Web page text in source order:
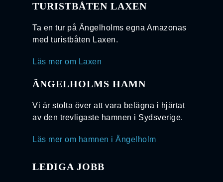
TURISTBÅTEN LAXEN
Ta en tur på Ängelholms egna Amazonas
med turistbåten Laxen.
Läs mer om Laxen
ÄNGELHOLMS HAMN
Vi är stolta över att vara belägna i hjärtat
av den trevligaste hamnen i Sydsverige.
Läs mer om hamnen i Ängelholm
LEDIGA JOBB